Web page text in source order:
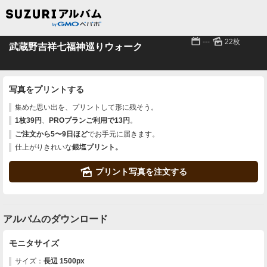
武蔵野吉祥七福神巡りウォーク 📅 --- 🌄 22枚
写真をプリントする
集めた思い出を、プリントして形に残そう。
1枚39円 、 PROプランご利用で13円 。
ご注文から5〜9日ほどでお手元に届きます。
仕上がりきれいな銀塩プリント。
🌄 プリント写真を注文する
アルバムのダウンロード
モニタサイズ
サイズ： 長辺 1500px